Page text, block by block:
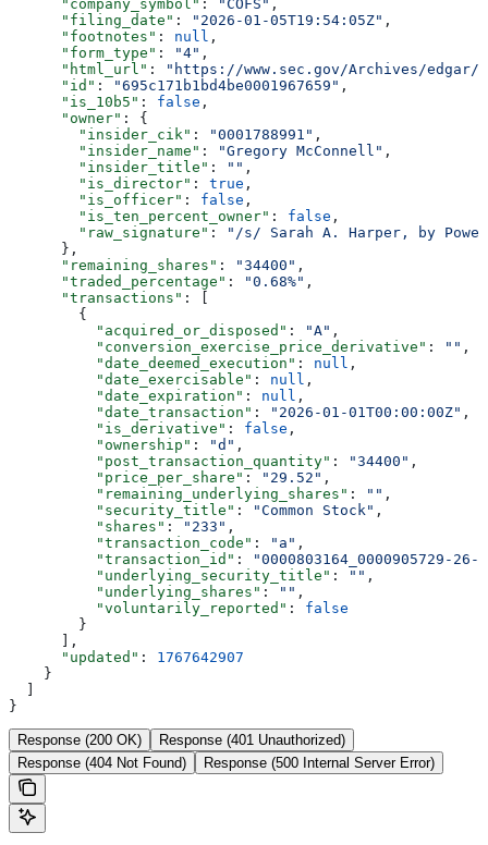
      "company_symbol"
: "COFS" ,
      "filing_date"
: "2026-01-05T19:54:05Z" ,
      "footnotes"
: null ,
      "form_type"
: "4" ,
      "html_url"
:
"https://www.sec.gov/Archives/edgar/
      "id"
: "695c171b1bd4be0001967659" ,
      "is_10b5"
: false ,
      "owner"
: {
        "insider_cik"
: "0001788991" ,
        "insider_name"
: "Gregory McConnell" ,
        "insider_title"
: "" ,
        "is_director"
: true ,
        "is_officer"
: false ,
        "is_ten_percent_owner"
: false ,
        "raw_signature"
:
"/s/ Sarah A. Harper, by
      },
      "remaining_shares"
: "34400" ,
      "traded_percentage"
: "0.68%" ,
      "transactions"
: [
        {
          "acquired_or_disposed"
: "A" ,
          "conversion_exercise_price_derivative"
: "" ,
          "date_deemed_execution"
: null ,
          "date_exercisable"
: null ,
          "date_expiration"
: null ,
          "date_transaction"
: "2026-01-01T00:00:00Z" ,
          "is_derivative"
: false ,
          "ownership"
: "d" ,
          "post_transaction_quantity"
: "34400" ,
          "price_per_share"
: "29.52" ,
          "remaining_underlying_shares"
: "" ,
          "security_title"
: "Common Stock" ,
          "shares"
: "233" ,
          "transaction_code"
: "a" ,
          "transaction_id"
:
"0000803164_0000905729-26-
          "underlying_security_title"
: "" ,
          "underlying_shares"
: "" ,
          "voluntarily_reported"
: false
        }
      ],
      "updated"
: 1767642907
    }
}
Response (200 OK)
Response (401 Unauthorized)
Response (404 Not Found)
Response (500 Internal Server Error)